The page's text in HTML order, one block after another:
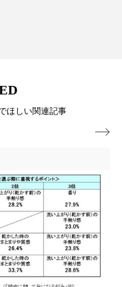
ほしい関連記事
